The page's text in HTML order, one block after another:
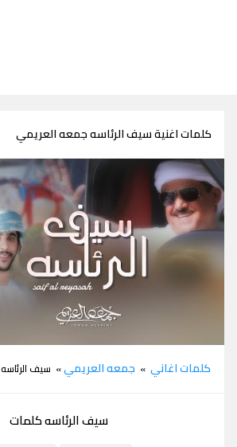
كلمات اغنية سيف الرئاسه جمعه العريمي
كلمات اغاني » جمعه العريمي» سيف الرئاسه
سيف الرئاسه كلمات